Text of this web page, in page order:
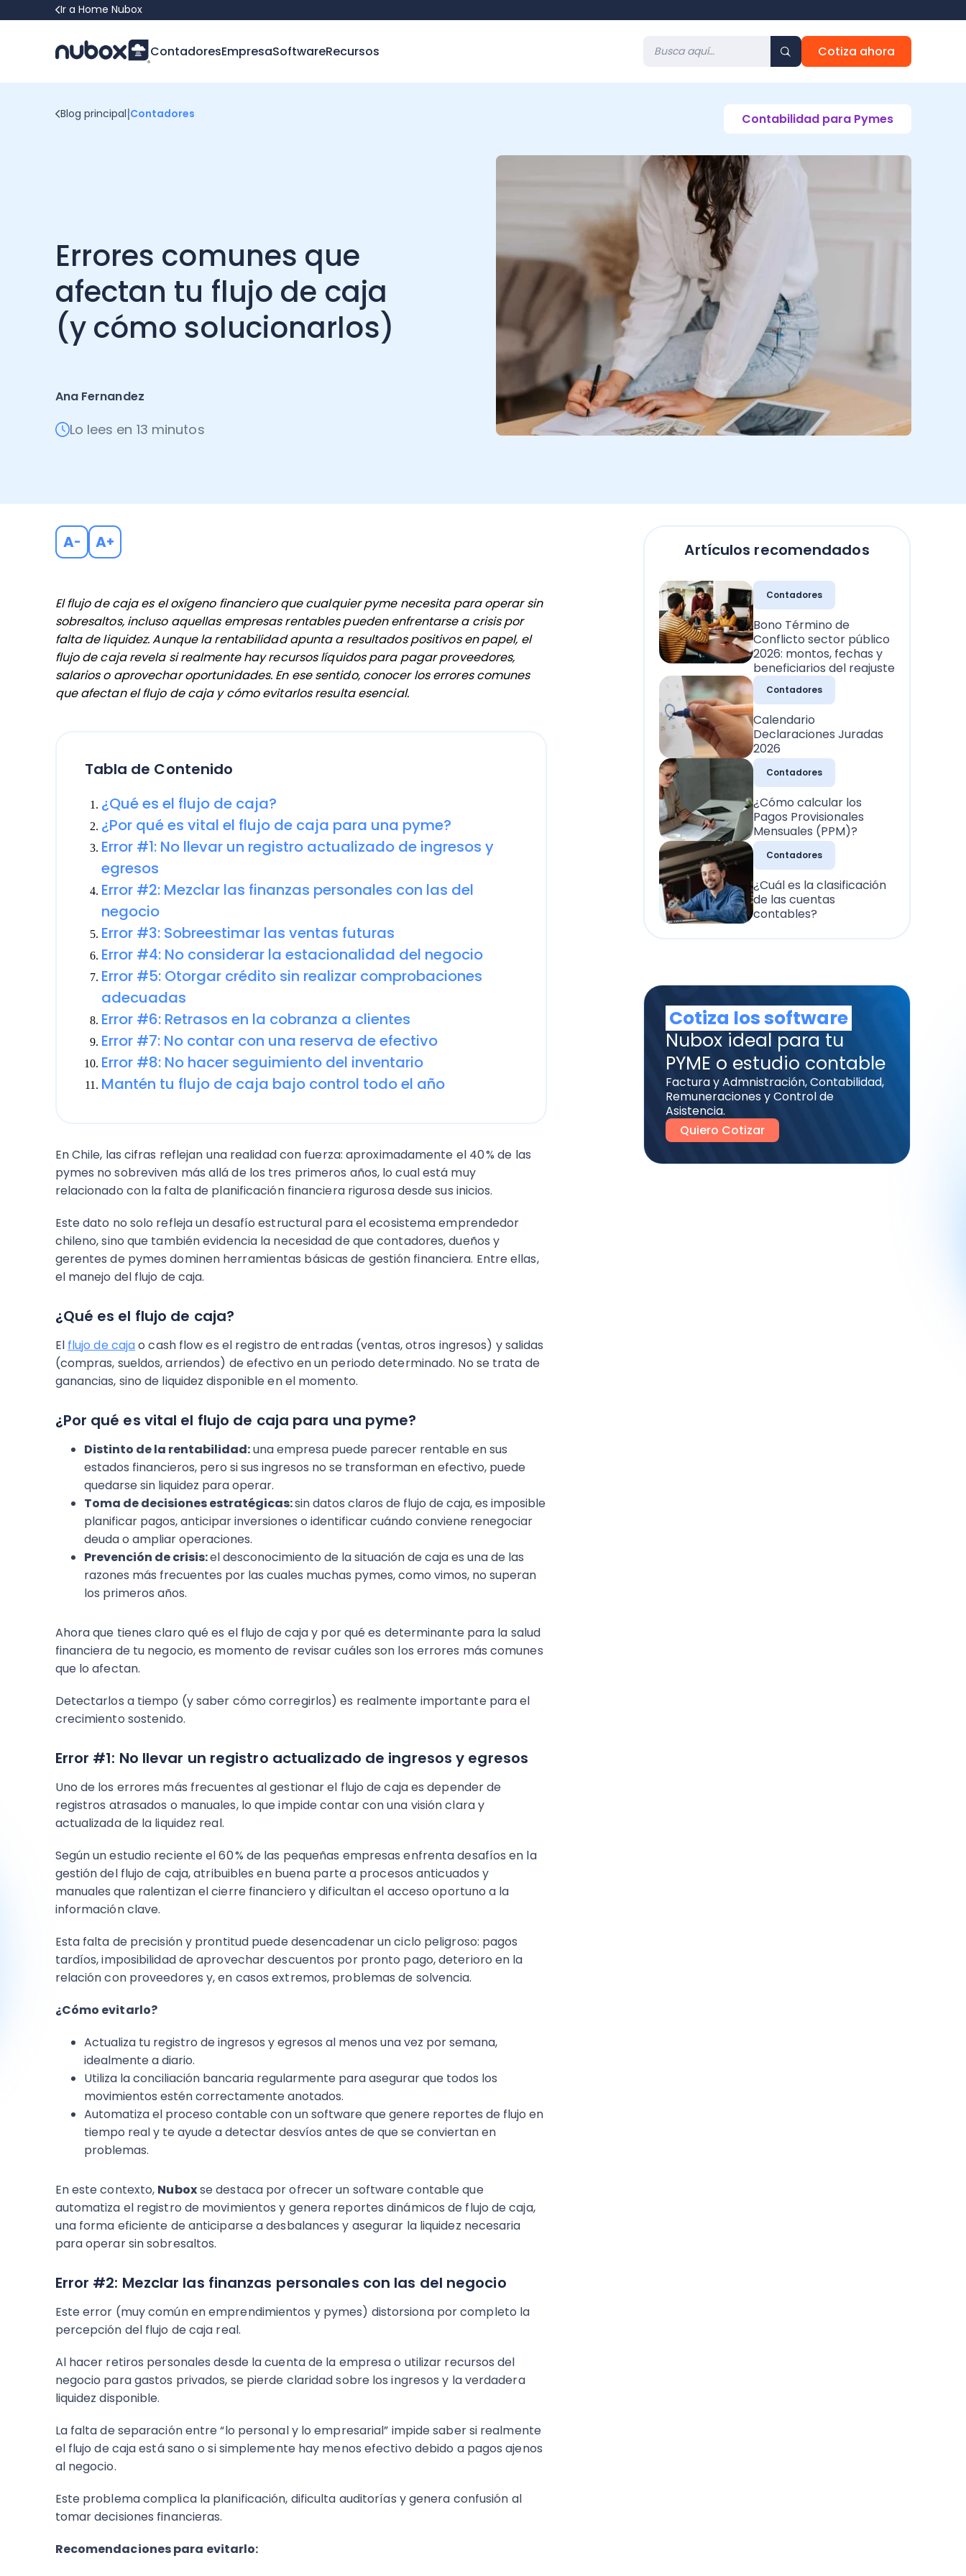
Ir a Home Nubox
ContadoresEmpresaSoftwareRecursos Cotiza ahora
Blog principal|Contadores
Errores comunes que
afectan tu flujo de caja
(y cómo solucionarlos)
Ana Fernandez
Lo lees en 13 minutos
Contabilidad para Pymes
A- A+
El flujo de caja es el oxígeno financiero que cualquier pyme necesita para operar sin
sobresaltos, incluso aquellas empresas rentables pueden enfrentarse a crisis por
falta de liquidez. Aunque la rentabilidad apunta a resultados positivos en papel, el
flujo de caja revela si realmente hay recursos líquidos para pagar proveedores,
salarios o aprovechar oportunidades. En ese sentido, conocer los errores comunes
que afectan el flujo de caja y cómo evitarlos resulta esencial.
Tabla de Contenido
¿Qué es el flujo de caja?
¿Por qué es vital el flujo de caja para una pyme?
Error #1: No llevar un registro actualizado de ingresos y
egresos
Error #2: Mezclar las finanzas personales con las del
negocio
Error #3: Sobreestimar las ventas futuras
Error #4: No considerar la estacionalidad del negocio
Error #5: Otorgar crédito sin realizar comprobaciones
adecuadas
Error #6: Retrasos en la cobranza a clientes
Error #7: No contar con una reserva de efectivo
Error #8: No hacer seguimiento del inventario
Mantén tu flujo de caja bajo control todo el año
En Chile, las cifras reflejan una realidad con fuerza: aproximadamente el 40 % de las
pymes no sobreviven más allá de los tres primeros años, lo cual está muy
relacionado con la falta de planificación financiera rigurosa desde sus inicios.
Este dato no solo refleja un desafío estructural para el ecosistema emprendedor
chileno, sino que también evidencia la necesidad de que contadores, dueños y
gerentes de pymes dominen herramientas básicas de gestión financiera. Entre ellas,
el manejo del flujo de caja.
¿Qué es el flujo de caja?
El flujo de cajao cash flow es el registro de entradas (ventas, otros ingresos) y salidas
(compras, sueldos, arriendos) de efectivo en un periodo determinado. No se trata de
ganancias, sino de liquidez disponible en el momento.
¿Por qué es vital el flujo de caja para una pyme?
Distinto de la rentabilidad:una empresa puede parecer rentable en sus
estados financieros, pero si sus ingresos no se transforman en efectivo, puede
quedarse sin liquidez para operar.
Toma de decisiones estratégicas:sin datos claros de flujo de caja, es imposible
planificar pagos, anticipar inversiones o identificar cuándo conviene renegociar
deuda o ampliar operaciones.
Prevención de crisis:el desconocimiento de la situación de caja es una de las
razones más frecuentes por las cuales muchas pymes, como vimos, no superan
los primeros años.
Ahora que tienes claro qué es el flujo de caja y por qué es determinante para la salud
financiera de tu negocio, es momento de revisar cuáles son los errores más comunes
que lo afectan.
Detectarlos a tiempo (y saber cómo corregirlos) es realmente importante para el
crecimiento sostenido.
Error #1: No llevar un registro actualizado de ingresos y egresos
Uno de los errores más frecuentes al gestionar el flujo de caja es depender de
registros atrasados o manuales, lo que impide contar con una visión clara y
actualizada de la liquidez real.
Según un estudio reciente el 60 % de las pequeñas empresas enfrenta desafíos en la
gestión del flujo de caja, atribuibles en buena parte a procesos anticuados y
manuales que ralentizan el cierre financiero y dificultan el acceso oportuno a la
información clave.
Esta falta de precisión y prontitud puede desencadenar un ciclo peligroso: pagos
tardíos, imposibilidad de aprovechar descuentos por pronto pago, deterioro en la
relación con proveedores y, en casos extremos, problemas de solvencia.
¿Cómo evitarlo?
Actualiza tu registro de ingresos y egresos al menos una vez por semana,
idealmente a diario.
Utiliza la conciliación bancaria regularmente para asegurar que todos los
movimientos estén correctamente anotados.
Automatiza el proceso contable con un software que genere reportes de flujo en
tiempo real y te ayude a detectar desvíos antes de que se conviertan en
problemas.
En este contexto, Nuboxse destaca por ofrecer un software contable que
automatiza el registro de movimientos y genera reportes dinámicos de flujo de caja,
una forma eficiente de anticiparse a desbalances y asegurar la liquidez necesaria
para operar sin sobresaltos.
Error #2: Mezclar las finanzas personales con las del negocio
Este error (muy común en emprendimientos y pymes) distorsiona por completo la
percepción del flujo de caja real.
Al hacer retiros personales desde la cuenta de la empresa o utilizar recursos del
negocio para gastos privados, se pierde claridad sobre los ingresos y la verdadera
liquidez disponible.
La falta de separación entre “lo personal y lo empresarial” impide saber si realmente
el flujo de caja está sano o si simplemente hay menos efectivo debido a pagos ajenos
al negocio.
Este problema complica la planificación, dificulta auditorías y genera confusión al
tomar decisiones financieras.
Recomendaciones para evitarlo:
Artículos recomendados
Contadores
Bono Término de
Conflicto sector público
2026: montos, fechas y
beneficiarios del reajuste
Contadores
Calendario
Declaraciones Juradas
2026
Contadores
¿Cómo calcular los
Pagos Provisionales
Mensuales (PPM)?
Contadores
¿Cuál es la clasificación
de las cuentas
contables?
Cotiza los software
Nubox ideal para tu
PYME o estudio contable
Factura y Admnistración, Contabilidad,
Remuneraciones y Control de
Asistencia.
Quiero Cotizar